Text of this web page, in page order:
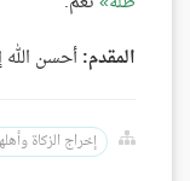
المقدم:أحسن
إخراج الزكاة